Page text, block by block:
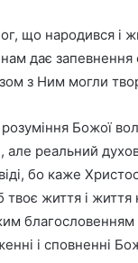
що народився і
дає запевнення
з Ним могли
Божої
реальний
бо каже
життя і
і сповненні